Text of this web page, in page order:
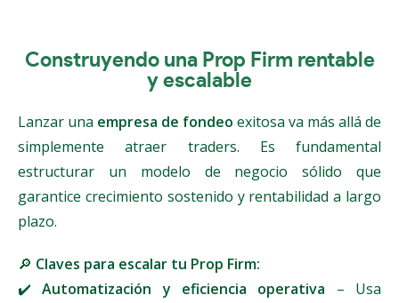
Construyendo una Prop Firm rentable
y escalable
Lanzar una empresa de fondeo exitosa va más allá de
simplemente atraer traders. Es fundamental
estructurar un modelo de negocio sólido que
garantice crecimiento sostenido y rentabilidad a largo
plazo.
🔎 Claves para escalar tu Prop Firm:
✔️Automatización y eficiencia operativa – Usa